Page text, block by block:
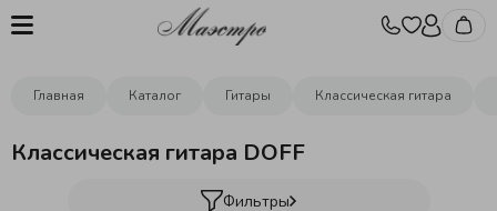
Главная Каталог Гитары Классическая гитара
Классическая гитара DOFF
Фильтры